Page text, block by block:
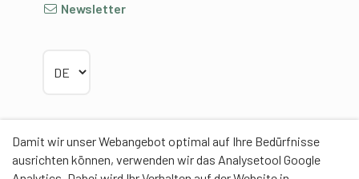
Damit wir unser Webangebot optimal auf Ihre Bedürfnisse
ausrichten können, verwenden wir das Analysetool Google
Newsletter
Partner